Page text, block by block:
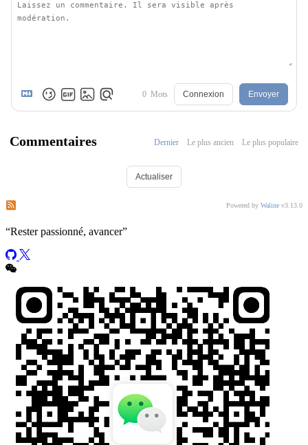
0 Mots Connexion Envoyer
Commentaires Dernier Le plus ancien Le plus populaire
Actualiser
S’abonner aux commentaires de ce sitePowered by Waline v3.13.0
“Rester passionné, avancer”